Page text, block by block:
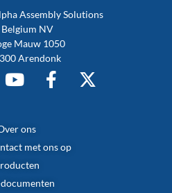
Assembly Solutions
Belgium NV
Mauw 1050
Arendonk
ons
met ons op